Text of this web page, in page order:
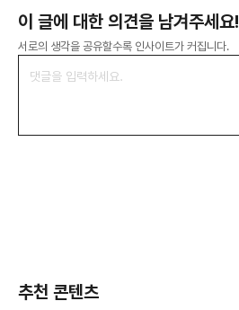
이 글에 대한 의견을 남겨주세요!
서로의 생각을 공유할수록 인사이트가 커집니다.
추천 콘텐츠